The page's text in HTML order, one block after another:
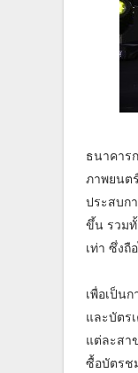
ธนาคาร
ภาพยนต
ประสบก
ขึ้น รวมทั้
เท่า ซึ่ง
เพื่อเป็น
และบัตร
แต่ละสา
ซื้อบัตรช